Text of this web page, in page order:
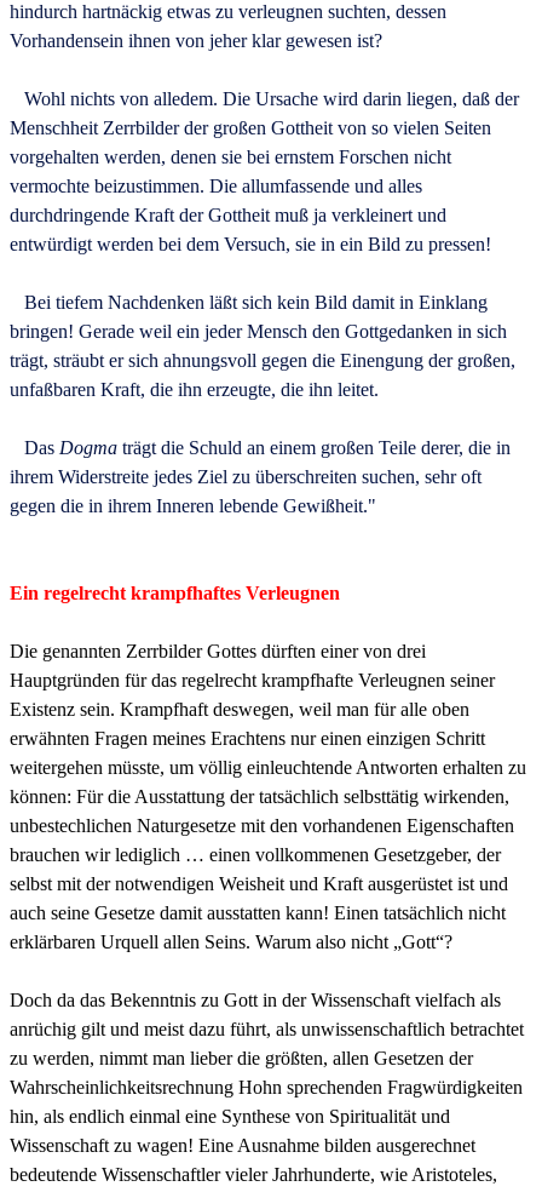
hindurch hartnäckig etwas zu verleugnen suchten, dessen
Vorhandensein ihnen von jeher klar gewesen ist?
Wohl nichts von alledem. Die Ursache wird darin liegen, daß der
Menschheit Zerrbilder der großen Gottheit von so vielen Seiten
vorgehalten werden, denen sie bei ernstem Forschen nicht
vermochte beizustimmen. Die allumfassende und alles
durchdringende Kraft der Gottheit muß ja verkleinert und
entwürdigt werden bei dem Versuch, sie in ein Bild zu pressen!
Bei tiefem Nachdenken läßt sich kein Bild damit in Einklang
bringen! Gerade weil ein jeder Mensch den Gottgedanken in sich
trägt, sträubt er sich ahnungsvoll gegen die Einengung der großen,
unfaßbaren Kraft, die ihn erzeugte, die ihn leitet.
Das Dogma trägt die Schuld an einem großen Teile derer, die in
ihrem Widerstreite jedes Ziel zu überschreiten suchen, sehr oft
gegen die in ihrem Inneren lebende Gewißheit."
Ein regelrecht krampfhaftes Verleugnen
Die genannten Zerrbilder Gottes dürften einer von drei
Hauptgründen für das regelrecht krampfhafte Verleugnen seiner
Existenz sein. Krampfhaft deswegen, weil man für alle oben
erwähnten Fragen meines Erachtens nur einen einzigen Schritt
weitergehen müsste, um völlig einleuchtende Antworten erhalten zu
können: Für die Ausstattung der tatsächlich selbsttätig wirkenden,
unbestechlichen Naturgesetze mit den vorhandenen Eigenschaften
brauchen wir lediglich … einen vollkommenen Gesetzgeber, der
selbst mit der notwendigen Weisheit und Kraft ausgerüstet ist und
auch seine Gesetze damit ausstatten kann! Einen tatsächlich nicht
erklärbaren Urquell allen Seins. Warum also nicht „Gott“?
Doch da das Bekenntnis zu Gott in der Wissenschaft vielfach als
anrüchig gilt und meist dazu führt, als unwissenschaftlich betrachtet
zu werden, nimmt man lieber die größten, allen Gesetzen der
Wahrscheinlichkeitsrechnung Hohn sprechenden Fragwürdigkeiten
hin, als endlich einmal eine Synthese von Spiritualität und
Wissenschaft zu wagen! Eine Ausnahme bilden ausgerechnet
bedeutende Wissenschaftler vieler Jahrhunderte, wie Aristoteles,